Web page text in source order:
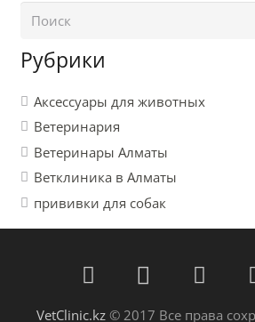
Рубрики
Аксессуары для животных
Ветеринария
Ветеринары Алматы
Ветклиника в Алматы
прививки для собак
VetClinic.kz © 2017 Все права